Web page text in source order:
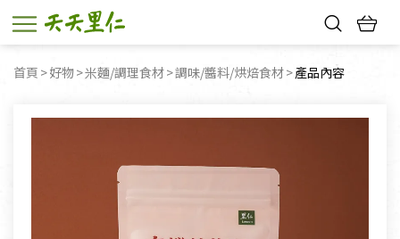
首頁 好物 米麵/調理食材 調味/醬料/烘焙食材 目前頁面：
產品內容